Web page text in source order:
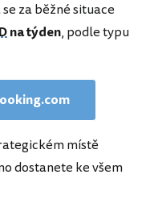
za běžné situace
na týden, podle typu
místě
dostanete ke všem